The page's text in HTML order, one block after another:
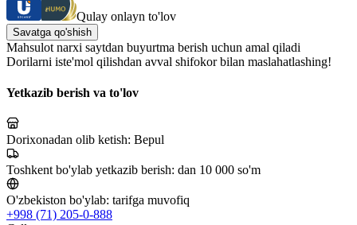
Qulay onlayn to'lov
Savatga qo'shish
Mahsulot narxi saytdan buyurtma berish uchun amal qiladi
Dorilarni iste'mol qilishdan avval shifokor bilan maslahatlashing!
Yetkazib berish va to'lov
Dorixonadan olib ketish: Bepul
Toshkent bo'ylab yetkazib berish: dan 10 000 so'm
O'zbekiston bo'ylab: tarifga muvofiq
+998 (71) 205-0-888